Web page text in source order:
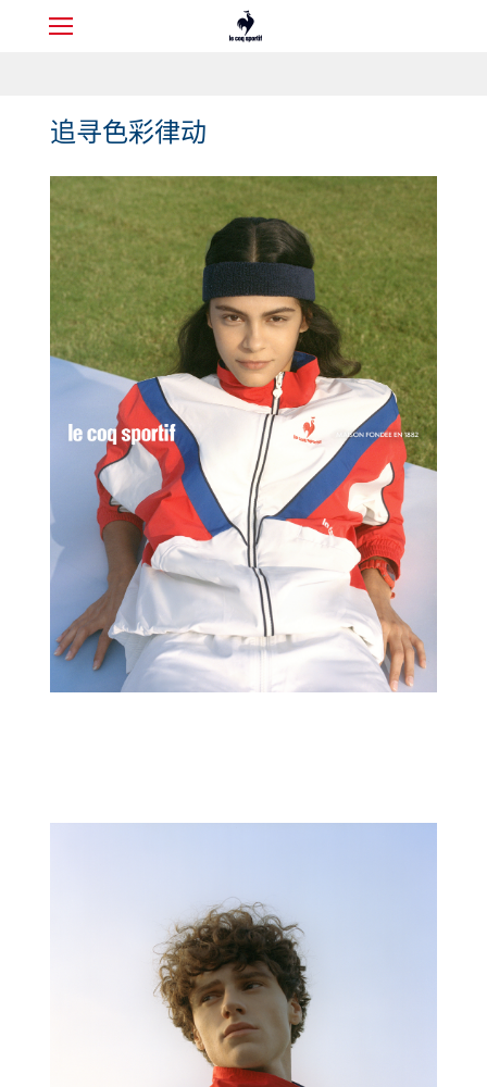
追寻色彩律动